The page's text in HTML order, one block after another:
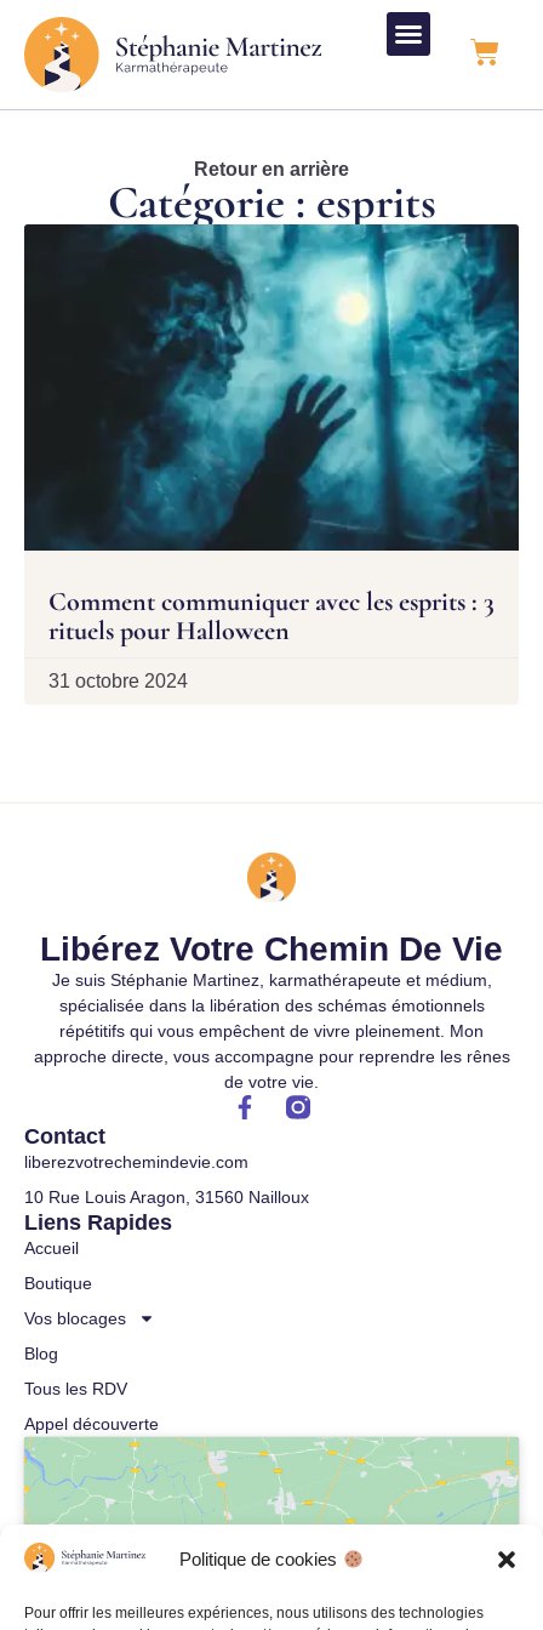
Politique de cookies
Pour offrir les meilleures expériences, nous utilisons des technologies
Retour en arrière
Catégorie : esprits
Comment communiquer avec les esprits : 3
rituels pour Halloween
31 octobre 2024
Libérez Votre Chemin De Vie
Je suis Stéphanie Martinez, karmathérapeute et médium,
spécialisée dans la libération des schémas émotionnels
répétitifs qui vous empêchent de vivre pleinement. Mon
approche directe, vous accompagne pour reprendre les rênes
de votre vie.
Liens Rapides
Accueil
Boutique
Vos blocages
Blog
Tous les RDV
Appel découverte
Contact
liberezvotrechemindevie.com
10 Rue Louis Aragon, 31560 Nailloux